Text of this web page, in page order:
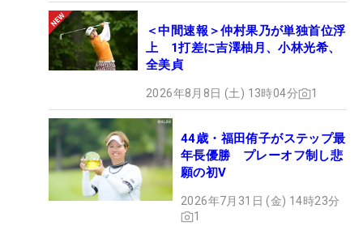
＜中間速報＞仲村果乃が単独首位浮
上 1打差に吉澤柚月、小林光希、
全美貞
2026年8月8日 (土) 13時04分 1
44歳・福田侑子がステップ最
年長優勝 プレーオフ制し悲
願の初V
2026年7月31日 (金) 14時23分
1